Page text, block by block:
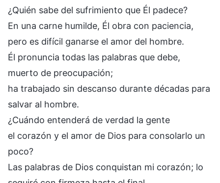
¿Quién sabe del sufrimiento que Él padece?
En una carne humilde, Él obra con paciencia,
pero es difícil ganarse el amor del hombre.
Él pronuncia todas las palabras que debe,
muerto de preocupación;
ha trabajado sin descanso durante décadas para
salvar al hombre.
¿Cuándo entenderá de verdad la gente
el corazón y el amor de Dios para consolarlo un
poco?
Las palabras de Dios conquistan mi corazón; lo